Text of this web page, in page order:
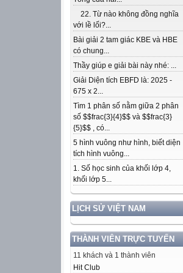
22. Từ nào không đồng nghĩa
với lề lối?...
Bài giải 2 tam giác KBE và HBE
có chung...
Thầy giúp e giải bài này nhé: ...
Giải Diện tích EBFD là: 2025 -
675 x 2...
Tìm 1 phân số nằm giữa 2 phân
số $$frac{3}{4}$$ và $$frac{3}
{5}$$ , có...
5 hình vuông như hình, biết diện
tích hình vuông...
1. Số học sinh của khối lớp 4,
khối lớp 5...
LỊCH SỬ VIỆT NAM
THÀNH VIÊN TRỰC TUYẾN
11 khách và 1 thành viên
Hit Club